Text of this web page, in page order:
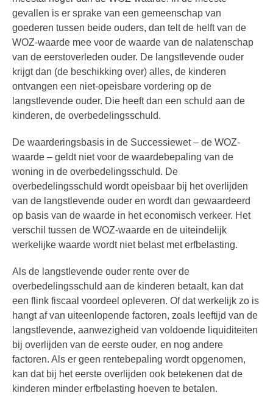
gevallen is er sprake van een gemeenschap van
goederen tussen beide ouders, dan telt de helft van de
WOZ-waarde mee voor de waarde van de nalatenschap
van de eerstoverleden ouder. De langstlevende ouder
krijgt dan (de beschikking over) alles, de kinderen
ontvangen een niet-opeisbare vordering op de
langstlevende ouder. Die heeft dan een schuld aan de
kinderen, de overbedelingsschuld.
De waarderingsbasis in de Successiewet – de WOZ-
waarde – geldt niet voor de waardebepaling van de
woning in de overbedelingsschuld. De
overbedelingsschuld wordt opeisbaar bij het overlijden
van de langstlevende ouder en wordt dan gewaardeerd
op basis van de waarde in het economisch verkeer. Het
verschil tussen de WOZ-waarde en de uiteindelijk
werkelijke waarde wordt niet belast met erfbelasting.
Als de langstlevende ouder rente over de
overbedelingsschuld aan de kinderen betaalt, kan dat
een flink fiscaal voordeel opleveren. Of dat werkelijk zo is
hangt af van uiteenlopende factoren, zoals leeftijd van de
langstlevende, aanwezigheid van voldoende liquiditeiten
bij overlijden van de eerste ouder, en nog andere
factoren. Als er geen rentebepaling wordt opgenomen,
kan dat bij het eerste overlijden ook betekenen dat de
kinderen minder erfbelasting hoeven te betalen.